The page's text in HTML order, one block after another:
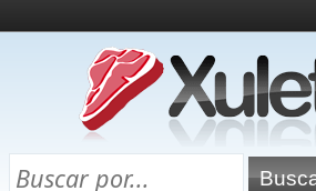
¿Qué es esto?
Directorio
Chuletas para exámenes